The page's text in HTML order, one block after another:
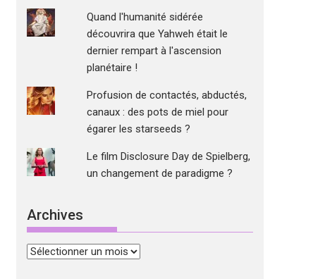
Quand l'humanité sidérée
découvrira que Yahweh était le
dernier rempart à l'ascension
planétaire !
Profusion de contactés, abductés,
canaux : des pots de miel pour
égarer les starseeds ?
Le film Disclosure Day de Spielberg,
un changement de paradigme ?
Archives
Archives